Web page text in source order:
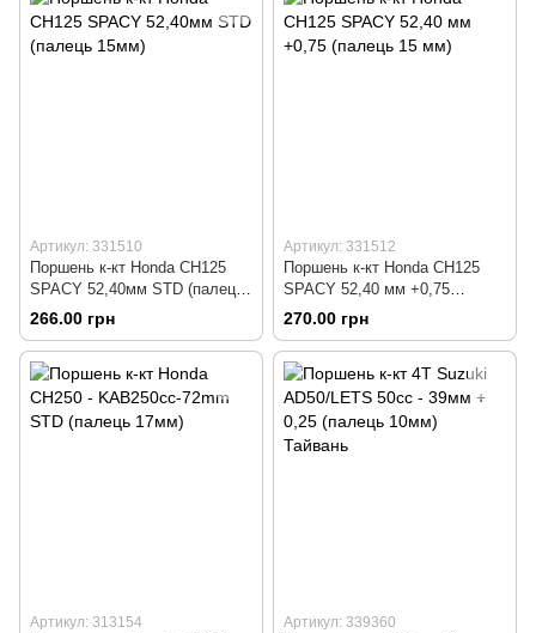
Артикул: 331510
Поршень к-кт Honda CH125
SPACY 52,40мм STD (палець
15мм)
266.00 грн
Артикул: 331512
Поршень к-кт Honda CH125
SPACY 52,40 мм +0,75
(палець 15 мм)
270.00 грн
Артикул: 313154 Артикул: 339360